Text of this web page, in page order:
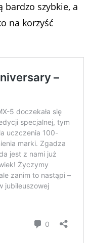
bardzo szybkie, a
na korzyść